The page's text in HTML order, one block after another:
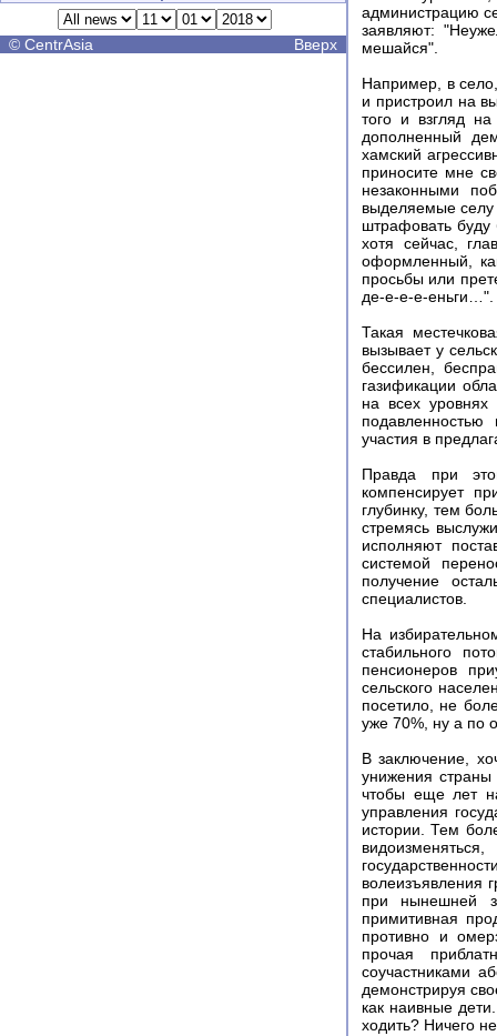
© CentrAsia Вверх
администрацию
заявляют:
мешайся".
Например, в
и пристроил на
того и взгляд
дополненный
хамский
приносите мне
незаконными
выделяемые селу
штрафовать
хотя сейчас,
оформленный,
просьбы или
де-е-е-е-еньги…".
Такая
вызывает у
бессилен,
газификации
на всех
участия в
Правда при
компенсирует
глубинку, тем
стремясь
исполняют
системой
получение
специалистов.
На
стабильного
пенсионеров
сельского
посетило, не
уже 70%, ну а по
В заключение,
унижения страны
чтобы еще лет
управления
истории. Тем
волеизъявления
при нынешней
примитивная
противно и
прочая
соучастниками
демонстрируя
как наивные
ходить? Ничего